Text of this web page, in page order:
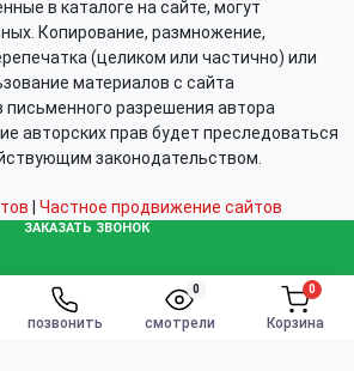
смотрели
0
позвонить Корзина
0
Заказать
в каталоге на сайте, могут
Копирование, размножение,
(целиком или частично) или
материалов с сайта
разрешения автора
авторских прав будет преследоваться
законодательством.
Частное продвижение сайтов
ЗАКАЗАТЬ ЗВОНОК